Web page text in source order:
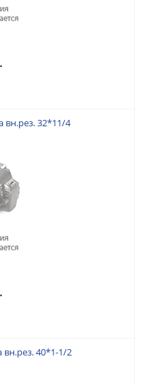
32*11/4
40*1-1/2